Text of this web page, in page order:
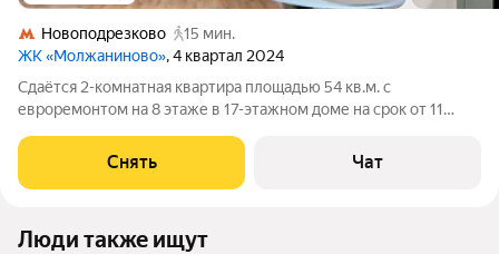
Новоподрезково
15 мин.
ЖК «Молжаниново», 4 квартал 2024
Сдаётся 2-комнатная квартира площадью 54 кв.м. с
евроремонтом на 8 этаже в 17-этажном доме на срок от 11
Стиральная машина Сушильная машина Холодильник
Посудомоечная машина Кондиционер Дом -
Снять Чат
Люди также ищут